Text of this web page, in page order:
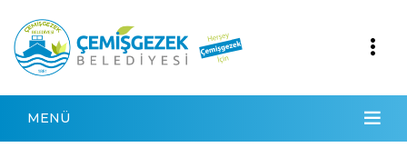
MENÜ